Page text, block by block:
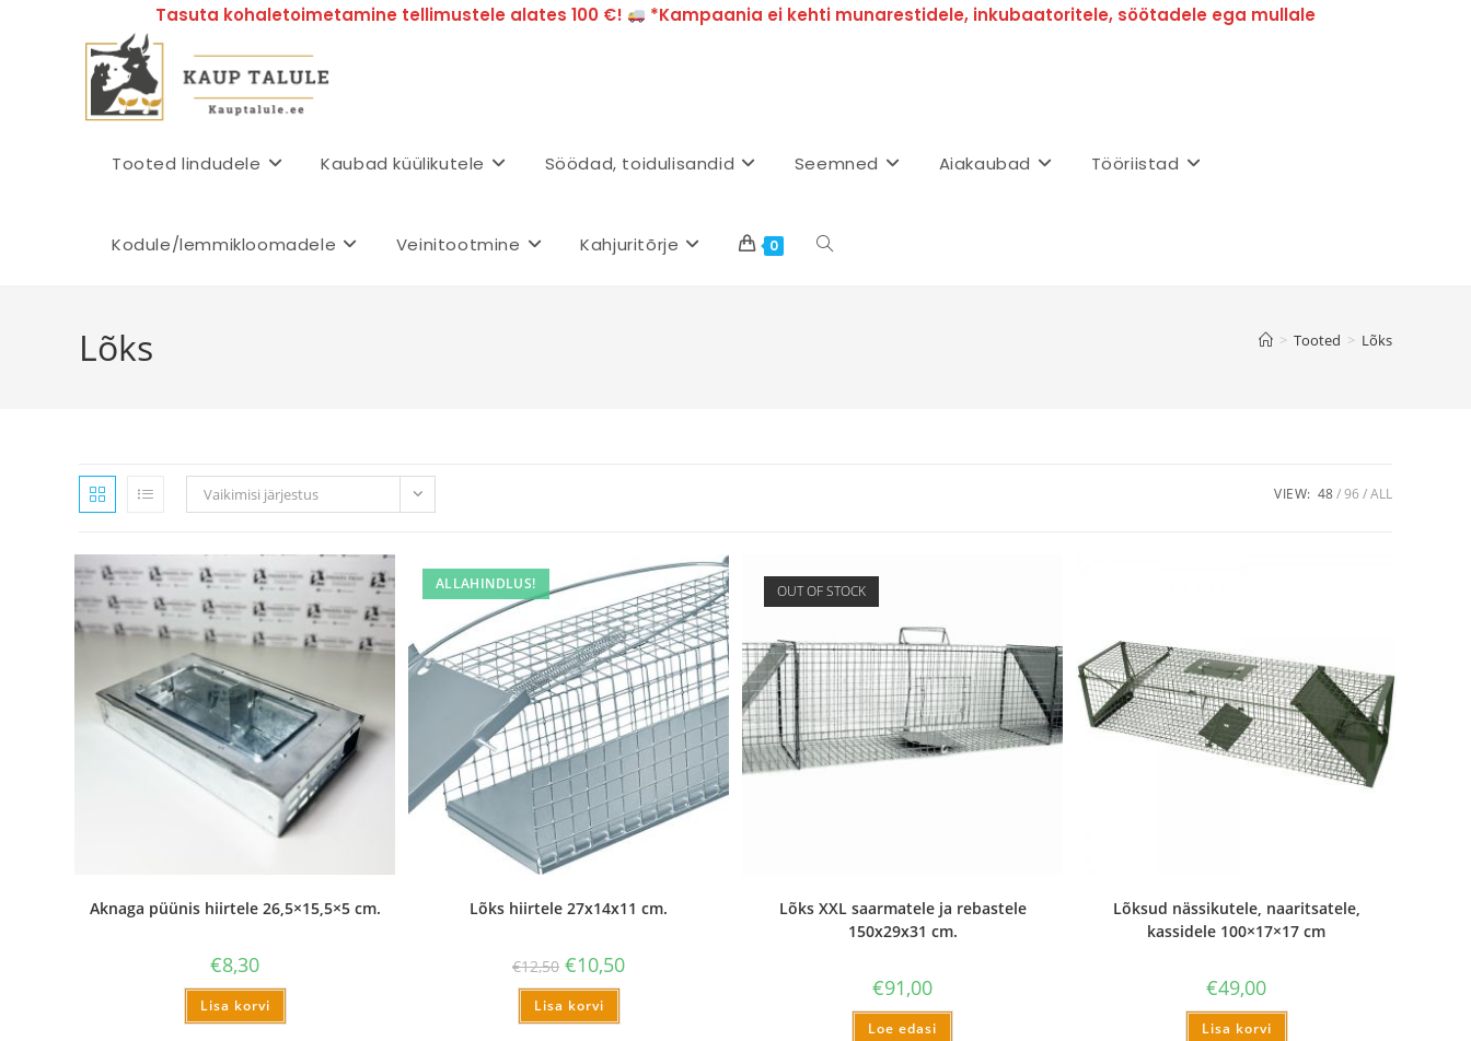
Tasuta kohaletoimetamine tellimustele alates 100 €! *Kampaania ei kehti munarestidele, inkubaatoritele, söötadele ega mullale
Tooted lindudele Kaubad küülikutele Söödad, toidulisandid Seemned Aiakaubad Tööriistad
Kodule/lemmikloomadele Veinitootmine Kahjuritõrje 0
Lõks > Tooted > Lõks
Vaikimisi järjestus VIEW: 48 96 ALL
Aknaga püünis hiirtele 26,5×15,5×5 cm.
€8,30
Lisa korvi
ALLAHINDLUS!
Lõks hiirtele 27x14x11 cm.
€12,50 €10,50
Lisa korvi
OUT OF STOCK
Lõks XXL saarmatele ja rebastele
150x29x31 cm.
€91,00
Loe edasi
Lõksud nässikutele, naaritsatele,
kassidele 100×17×17 cm
€49,00
Lisa korvi